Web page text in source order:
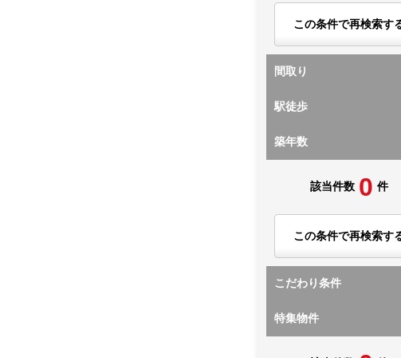
この条件で再検索す
間取り
駅徒歩
築年数
該当件数 0 件
この条件で再検索す
こだわり条件
特集物件